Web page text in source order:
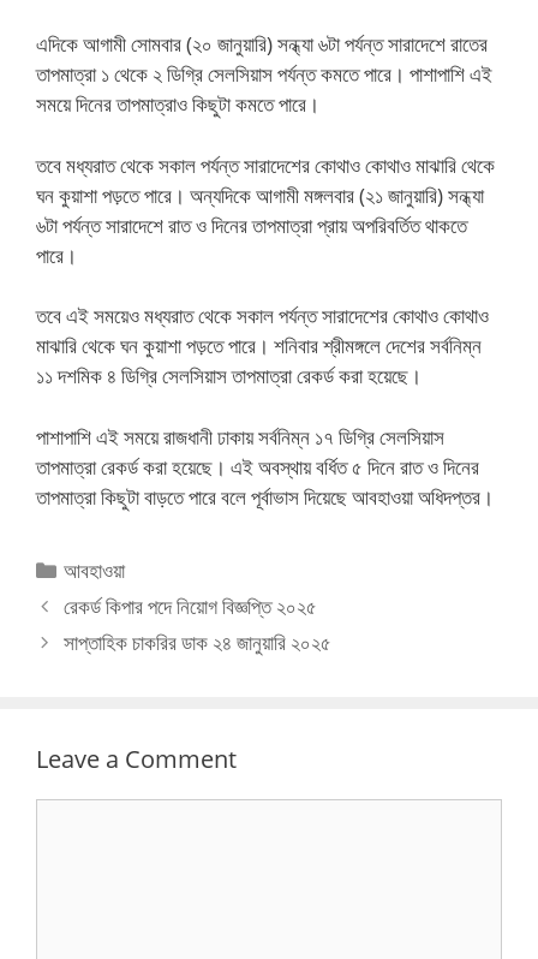
এদিকে আগামী সোমবার (২০ জানুয়ারি) সন্ধ্যা ৬টা পর্যন্ত সারাদেশে রাতের
তাপমাত্রা ১ থেকে ২ ডিগ্রি সেলসিয়াস পর্যন্ত কমতে পারে। পাশাপাশি এই
সময়ে দিনের তাপমাত্রাও কিছুটা কমতে পারে।
তবে মধ্যরাত থেকে সকাল পর্যন্ত সারাদেশের কোথাও কোথাও মাঝারি থেকে
ঘন কুয়াশা পড়তে পারে। অন্যদিকে আগামী মঙ্গলবার (২১ জানুয়ারি) সন্ধ্যা
৬টা পর্যন্ত সারাদেশে রাত ও দিনের তাপমাত্রা প্রায় অপরিবর্তিত থাকতে
পারে।
তবে এই সময়েও মধ্যরাত থেকে সকাল পর্যন্ত সারাদেশের কোথাও কোথাও
মাঝারি থেকে ঘন কুয়াশা পড়তে পারে। শনিবার শ্রীমঙ্গলে দেশের সর্বনিম্ন
১১ দশমিক ৪ ডিগ্রি সেলসিয়াস তাপমাত্রা রেকর্ড করা হয়েছে।
পাশাপাশি এই সময়ে রাজধানী ঢাকায় সর্বনিম্ন ১৭ ডিগ্রি সেলসিয়াস
তাপমাত্রা রেকর্ড করা হয়েছে। এই অবস্থায় বর্ধিত ৫ দিনে রাত ও দিনের
তাপমাত্রা কিছুটা বাড়তে পারে বলে পূর্বাভাস দিয়েছে আবহাওয়া অধিদপ্তর।
Categories
আবহাওয়া
রেকর্ড কিপার পদে নিয়োগ বিজ্ঞপ্তি ২০২৫
সাপ্তাহিক চাকরির ডাক ২৪ জানুয়ারি ২০২৫
Leave a Comment